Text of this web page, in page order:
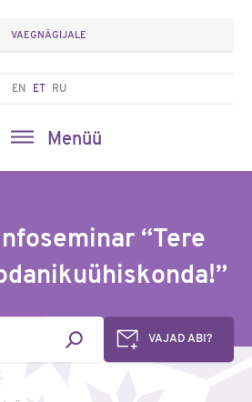
VAEGNÄGIJALE
EN ET RU
Menüü
“Tere
VAJAD ABI?